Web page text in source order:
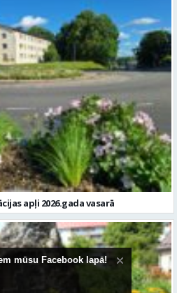
apļi 2026.gada vasarā
mūsu Facebook lapā!